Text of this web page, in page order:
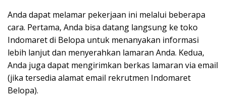
Anda dapat melamar pekerjaan ini melalui beberapa
cara. Pertama, Anda bisa datang langsung ke toko
Indomaret di Belopa untuk menanyakan informasi
lebih lanjut dan menyerahkan lamaran Anda. Kedua,
Anda juga dapat mengirimkan berkas lamaran via email
(jika tersedia alamat email rekrutmen Indomaret
Belopa).